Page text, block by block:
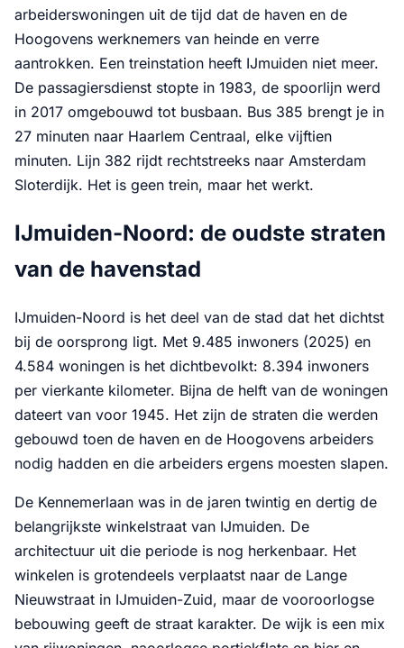
arbeiderswoningen uit de tijd dat de haven en de
Hoogovens werknemers van heinde en verre
aantrokken. Een treinstation heeft IJmuiden niet meer.
De passagiersdienst stopte in 1983, de spoorlijn werd
in 2017 omgebouwd tot busbaan. Bus 385 brengt je in
27 minuten naar Haarlem Centraal, elke vijftien
minuten. Lijn 382 rijdt rechtstreeks naar Amsterdam
Sloterdijk. Het is geen trein, maar het werkt.
IJmuiden-Noord: de oudste straten
van de havenstad
IJmuiden-Noord is het deel van de stad dat het dichtst
bij de oorsprong ligt. Met 9.485 inwoners (2025) en
4.584 woningen is het dichtbevolkt: 8.394 inwoners
per vierkante kilometer. Bijna de helft van de woningen
dateert van voor 1945. Het zijn de straten die werden
gebouwd toen de haven en de Hoogovens arbeiders
nodig hadden en die arbeiders ergens moesten slapen.
De Kennemerlaan was in de jaren twintig en dertig de
belangrijkste winkelstraat van IJmuiden. De
architectuur uit die periode is nog herkenbaar. Het
winkelen is grotendeels verplaatst naar de Lange
Nieuwstraat in IJmuiden-Zuid, maar de vooroorlogse
bebouwing geeft de straat karakter. De wijk is een mix